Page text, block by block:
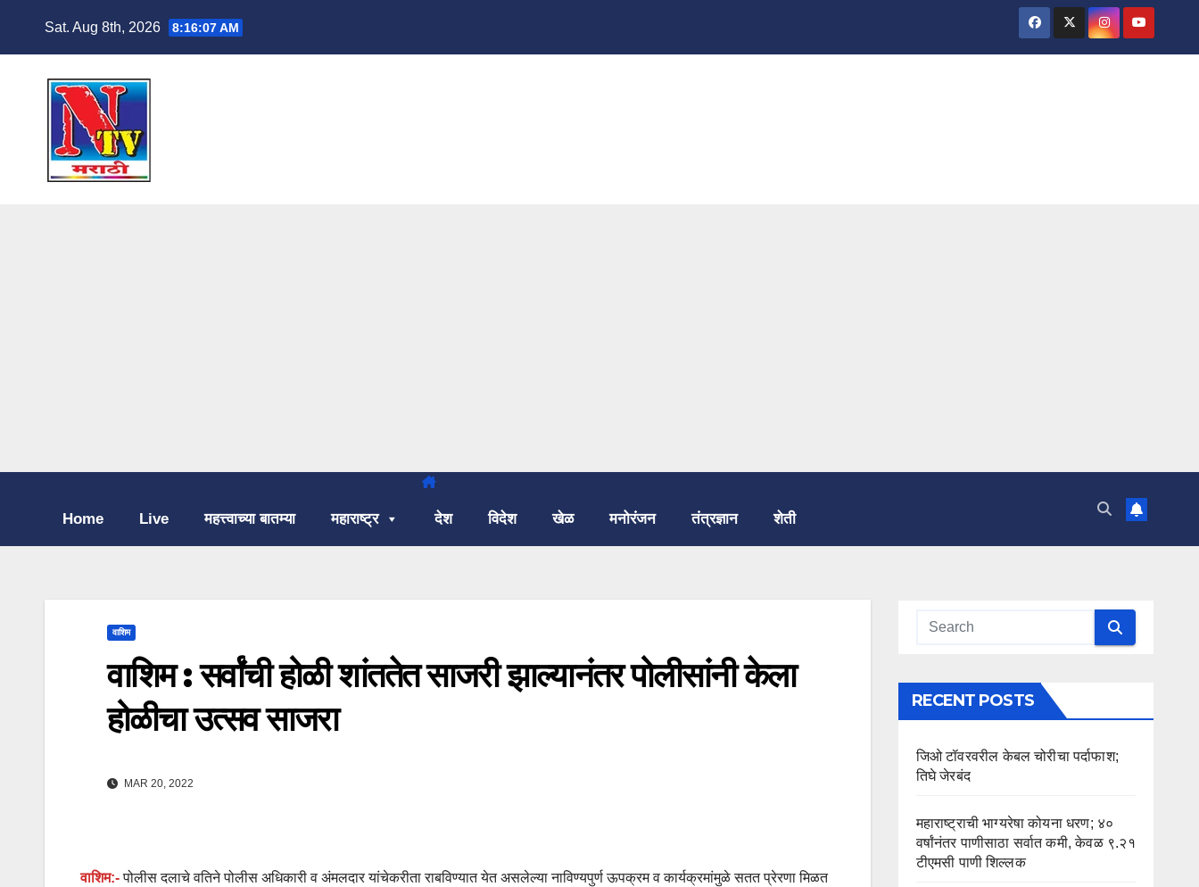
Sat. Aug 8th, 2026 8:16:08 AM
Home Live महत्त्वाच्या बातम्या महाराष्ट्र देश विदेश खेळ मनोरंजन तंत्रज्ञान शेती
वाशिम
वाशिम : सर्वांची होळी शांततेत साजरी झाल्यानंतर पोलीसांनी केला
होळीचा उत्सव साजरा
MAR 20, 2022
वाशिम:-पोलीस दलाचे वतिने पोलीस अधिकारी व अंमलदार यांचेकरीता राबविण्यात येत असलेल्या नाविण्यपुर्ण ऊपक्रम व कार्यक्रमांमुळे सतत प्रेरणा मिळत
RECENT POSTS
जिओ टॉवरवरील केबल चोरीचा पर्दाफाश;
तिघे जेरबंद
महाराष्ट्राची भाग्यरेषा कोयना धरण; ४०
वर्षांनंतर पाणीसाठा सर्वात कमी, केवळ ९.२१
टीएमसी पाणी शिल्लक